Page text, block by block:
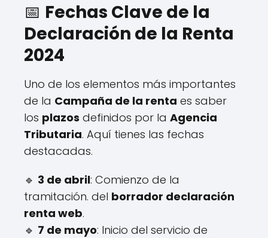
📅 Fechas Clave de la
Declaración de la Renta
2024
Uno de los elementos más importantes
de la Campaña de la renta es saber
los plazos definidos por la Agencia
Tributaria. Aquí tienes las fechas
destacadas.
🔹 3 de abril: Comienzo de la
tramitación. del borrador declaración
renta web.
🔹 7 de mayo: Inicio del servicio de